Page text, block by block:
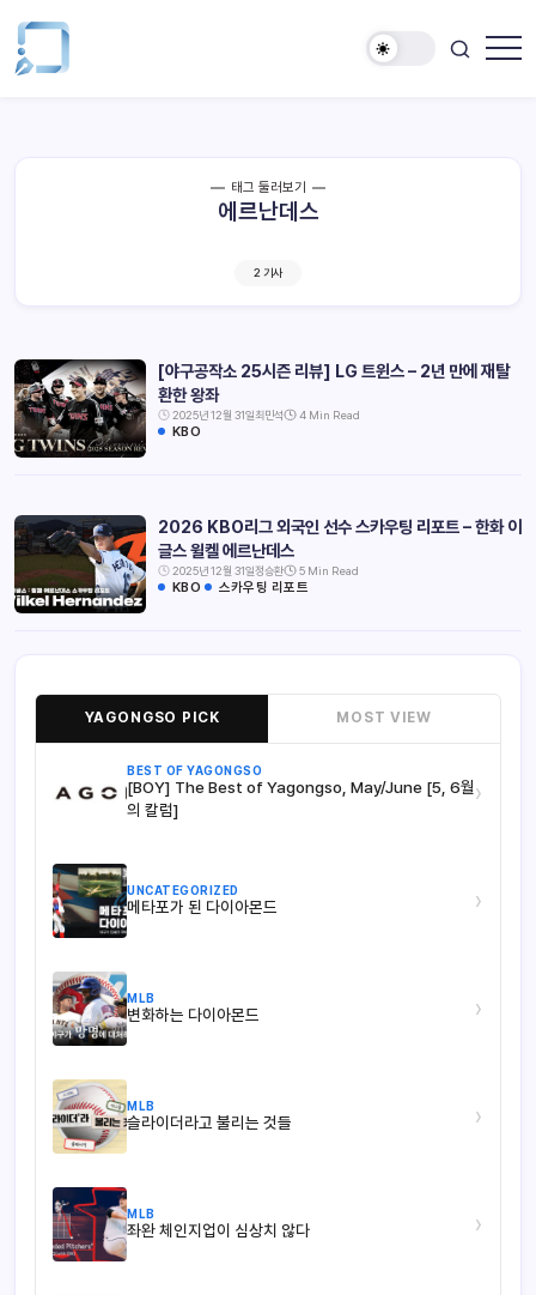
태그 둘러보기
에르난데스
2 기사
[야구공작소 25시즌 리뷰] LG 트윈스 – 2년 만에 재탈
환한 왕좌
2025년 12월 31일최민석 4 Min Read
KBO
2026 KBO리그 외국인 선수 스카우팅 리포트 – 한화 이
글스 윌켈 에르난데스
2025년 12월 31일정승환 5 Min Read
KBO 스카우팅 리포트
YAGONGSO PICK MOST VIEW
BEST OF YAGONGSO
[BOY] The Best of Yagongso, May/June [5, 6월
의 칼럼]
›
UNCATEGORIZED
메타포가 된 다이아몬드 ›
MLB
변화하는 다이아몬드 ›
MLB
슬라이더라고 불리는 것들 ›
MLB
좌완 체인지업이 심상치 않다 ›